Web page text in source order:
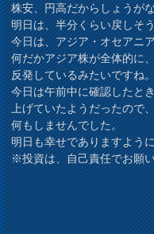
株安、円高だからしょうが
明日は、半分くらい戻しそ
今日は、アジア・オセアニ
何だかアジア株が全体的に
反発しているみたいですね
今日は午前中に確認したと
上げていたようだったので
何もしませんでした。
明日も幸せでありますよう
※投資は、自己責任でお願